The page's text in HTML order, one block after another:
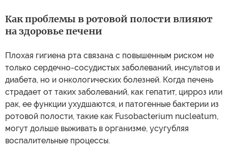
Как проблемы в ротовой полости влияют
на здоровье печени
Плохая гигиена рта связана с повышенным риском не
только сердечно-сосудистых заболеваний, инсультов и
диабета, но и онкологических болезней. Когда печень
страдает от таких заболеваний, как гепатит, цирроз или
рак, ее функции ухудшаются, и патогенные бактерии из
ротовой полости, такие как Fusobacterium nucleatum,
могут дольше выживать в организме, усугубляя
воспалительные процессы.